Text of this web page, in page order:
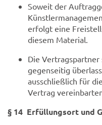
Soweit der
erfolgt eine
diesem Material.
Die
gegenseitig
ausschließlich für
Vertrag
§ 14 Erfüllungsort und